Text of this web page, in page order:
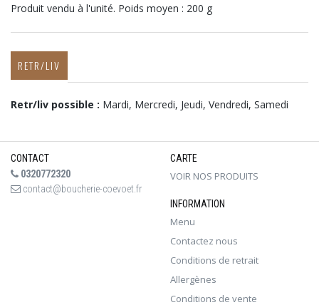
Produit vendu à l'unité. Poids moyen : 200 g
RETR/LIV
Retr/liv possible : Mardi, Mercredi, Jeudi, Vendredi, Samedi
CONTACT
0320772320
contact@boucherie-coevoet.fr
CARTE
VOIR NOS PRODUITS
INFORMATION
Menu
Contactez nous
Conditions de retrait
Allergènes
Conditions de vente